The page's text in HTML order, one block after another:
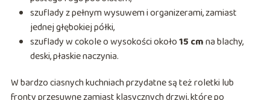
szuflady z pełnym wysuwem i organizerami, zamiast
jednej głębokiej półki,
szuflady w cokole o wysokości około15 cmna blachy,
deski, płaskie naczynia.
W bardzo ciasnych kuchniach przydatne są też roletki lub